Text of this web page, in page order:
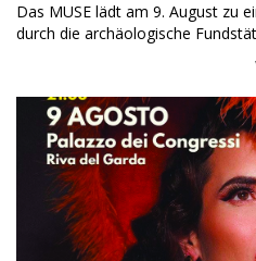
Das MUSE lädt am 9. August zu
durch die archäologische